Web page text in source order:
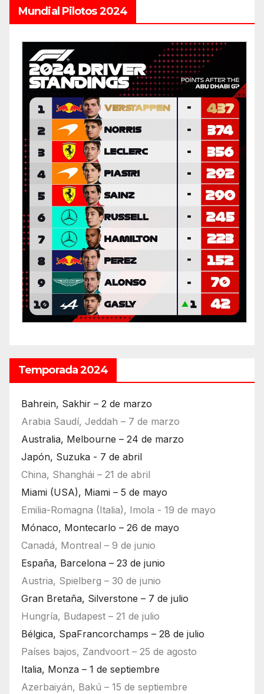
Mundial Pilotos 2024
Temporada 2024
Bahrein, Sakhir – 2 de marzo
Arabia Saudí, Jeddah – 7 de marzo
Australia, Melbourne – 24 de marzo
Japón, Suzuka - 7 de abril
China, Shanghái – 21 de abril
Miami (USA), Miami – 5 de mayo
Emilia-Romagna (Italia), Imola - 19 de mayo
Mónaco, Montecarlo – 26 de mayo
Canadá, Montreal – 9 de junio
España, Barcelona – 23 de junio
Austria, Spielberg – 30 de junio
Gran Bretaña, Silverstone – 7 de julio
Hungría, Budapest – 21 de julio
Bélgica, SpaFrancorchamps – 28 de julio
Países bajos, Zandvoort – 25 de agosto
Italia, Monza – 1 de septiembre
Azerbaiyán, Bakú – 15 de septiembre